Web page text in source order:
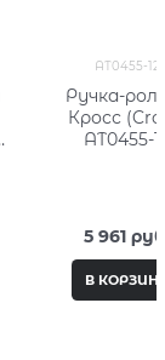
AT0455-12
Ручка-
Кросс
AT0455-
5 961
В